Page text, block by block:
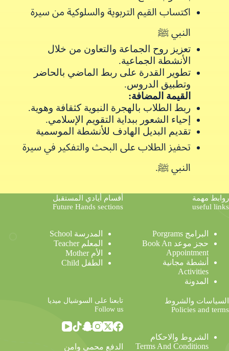
اكتساب القيم التربوية والسلوكية من سيرة
النبي ﷺ
تعزيز روح الجماعة والتعاون من خلال
الأنشطة الجماعية.
تطوير القدرة على ربط الماضي بالحاضر
وتطبيق الدروس.
القيمة المضافة:
ربط الطلاب بالهجرة النبوية كثقافة وهوية.
إحياء الشعور ببداية التقويم الإسلامي.
تقديم البديل الهادف للأنشطة الموسمية
تحفيز الطلاب على البحث والتفكير في سيرة
النبي ﷺ.
روابط مهمة
useful links
البرامج Porgrams
حجز موعد Book An
Appointment
أنشطة مجانية
Activities
المدونة
أقسام أيادي المستقبل
Future Hands sections
المدرسة School
المعلم Teacher
الأم Mother
الطفل Child
السياسات والشروط
Policies and terms
الشروط والاحكام
Terms And Conditions
تابعنا على السوشيال ميديا
Follow us
الدفع محمي وامن